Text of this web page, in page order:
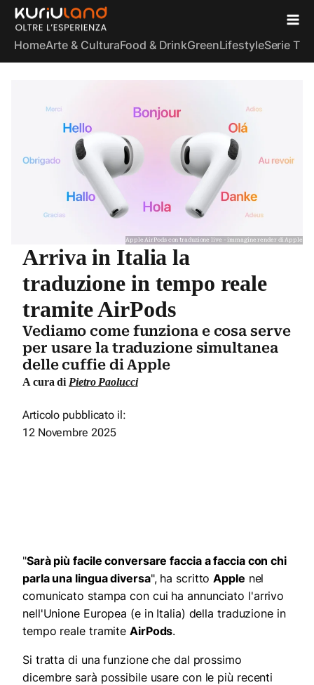
HomeArte & CulturaFood & DrinkGreenLifestyleSerie TV
Apple AirPods con traduzione live - immagine render di Apple
Arriva in Italia la
traduzione in tempo reale
tramite AirPods
Vediamo come funziona e cosa serve
per usare la traduzione simultanea
delle cuffie di Apple
A cura di Pietro Paolucci
Articolo pubblicato il:
12 Novembre 2025
"Sarà più facile conversare faccia a faccia con chi
parla una lingua diversa", ha scrittoApple nel
comunicato stampa con cui ha annunciato l'arrivo
nell'Unione Europea (e in Italia) della traduzione in
tempo reale tramite AirPods.
Si tratta di una funzione che dal prossimo
dicembre sarà possibile usare con le più recenti